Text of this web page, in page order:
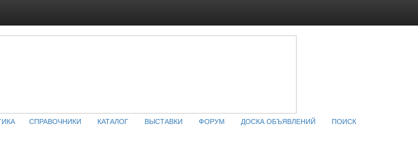
СПРАВОЧНИКИ КАТАЛОГ ВЫСТАВКИ ФОРУМ ДОСКА ОБЪЯВЛЕНИЙ ПОИСК